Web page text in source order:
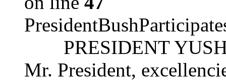
PRESIDENT
Mr. President,